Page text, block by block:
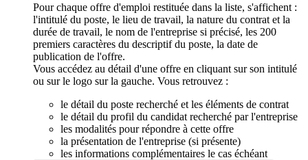
Pour chaque offre d'emploi restituée dans la liste, s'affichent :
l'intitulé du poste, le lieu de travail, la nature du contrat et la
durée de travail, le nom de l'entreprise si précisé, les 200
premiers caractères du descriptif du poste, la date de
publication de l'offre.
Vous accédez au détail d'une offre en cliquant sur son intitulé
ou sur le logo sur la gauche. Vous retrouvez :
le détail du poste recherché et les éléments de contrat
le détail du profil du candidat recherché par l'entreprise
les modalités pour répondre à cette offre
la présentation de l'entreprise (si présente)
les informations complémentaires le cas échéant